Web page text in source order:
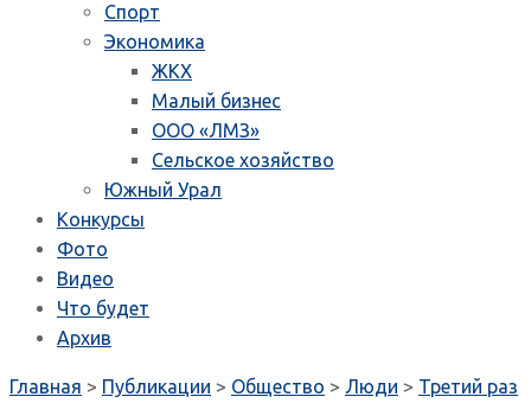
Спорт
Экономика
ЖКХ
Малый бизнес
ООО «ЛМЗ»
Сельское хозяйство
Южный Урал
Конкурсы
Фото
Видео
Что будет
Архив
Главная > Публикации > Общество > Люди > Третий раз